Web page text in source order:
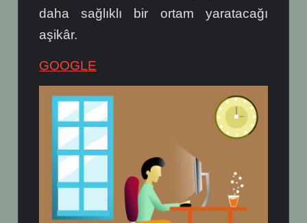
daha sağlıklı bir ortam yaratacağı
aşikâr.
GOOGLE